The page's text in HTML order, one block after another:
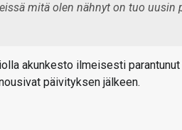
mitä olen nähnyt on tuo uusin
akunkesto ilmeisesti
päivityksen jälkeen.